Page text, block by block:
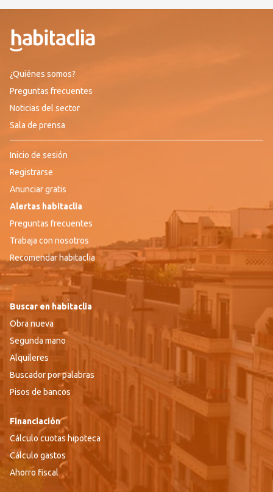
¿Quiénes somos?
Preguntas frecuentes
Noticias del sector
Sala de prensa
Inicio de sesión
Registrarse
Anunciar gratis
Alertas habitaclia
Preguntas frecuentes
Trabaja con nosotros
Recomendar habitaclia
Buscar en habitaclia
Obra nueva
Segunda mano
Alquileres
Buscador por palabras
Pisos de bancos
Financiación
Cálculo cuotas hipoteca
Cálculo gastos
Ahorro fiscal